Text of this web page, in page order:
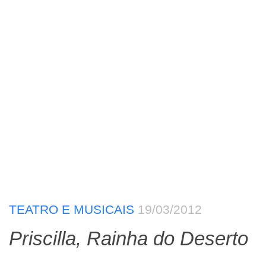
TEATRO E MUSICAIS 19/03/2012
Priscilla, Rainha do Deserto